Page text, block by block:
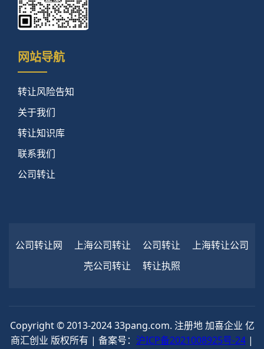
网站导航
转让风险告知
关于我们
转让知识库
联系我们
公司转让
公司转让网 上海公司转让 公司转让
上海转让公司
壳公司转让
转让执照
Copyright © 2013-2024 33pang.com. 注册地 加喜企业 亿
商汇创业 版权所有 | 备案号： 沪ICP备2021008925号-24 |